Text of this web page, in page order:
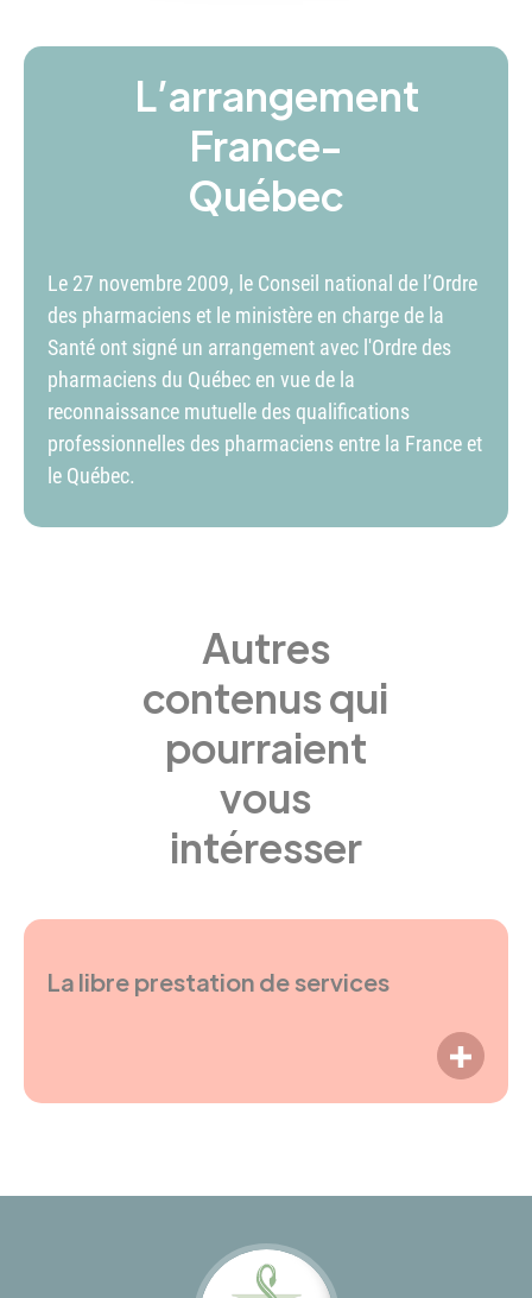
L’arrangement
France-
Québec
Le 27 novembre 2009, le Conseil national de l’Ordre
des pharmaciens et le ministère en charge de la
Santé ont signé un arrangement avec l'Ordre des
pharmaciens du Québec en vue de la
reconnaissance mutuelle des qualifications
professionnelles des pharmaciens entre la France et
le Québec.
Autres
contenus qui
pourraient
vous
intéresser
La libre prestation de services
LIRE